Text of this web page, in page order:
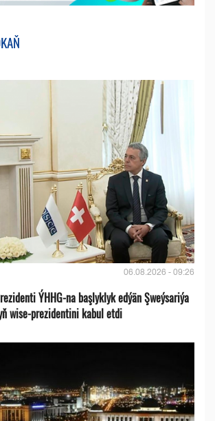
06.08.2026 - 09:26
ÝHHG-na başlyklyk edýän Şweýsariýa
wise-prezidentini kabul etdi